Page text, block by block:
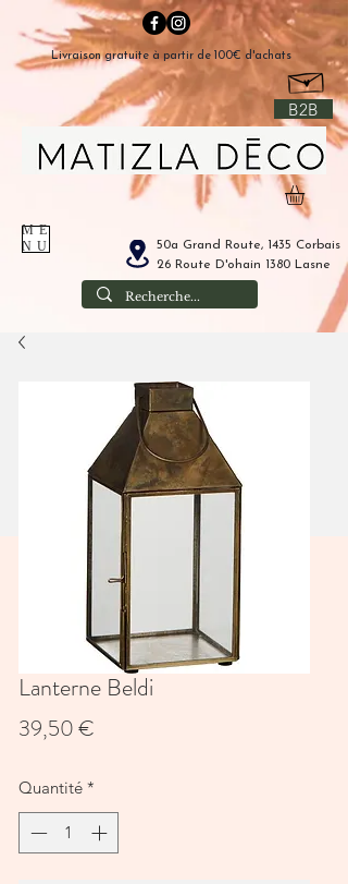
B2B
50a Grand Route, 1435 Corbais
26 Route D'ohain 1380 Lasne
ME
NU
Livraison gratuite à partir de 100€ d'achats
Lanterne Beldi
39,50 €
Quantité *